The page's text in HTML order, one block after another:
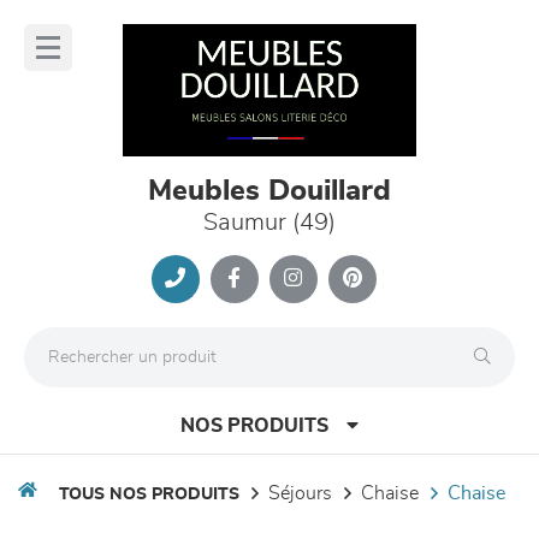
Meubles Douillard
Saumur (49)
NOS PRODUITS
TOUS NOS PRODUITS séjours chaise chaise